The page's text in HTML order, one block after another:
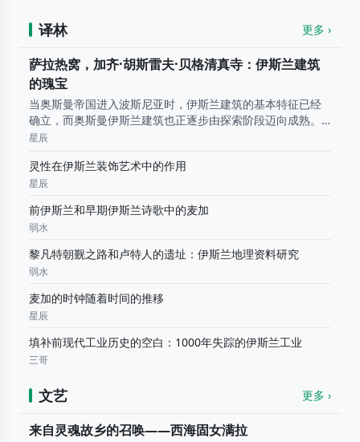
译林 更多 ›
萨拉热窝，加齐·胡斯雷夫·贝格清真寺：伊斯兰建筑
的瑰宝
当奥斯曼帝国进入波斯尼亚时，伊斯兰建筑的基本特征已经
确立，而奥斯曼伊斯兰建筑也正逐步由探索阶段迈向成熟。
学界普遍认为，这一由形成期迈向古典时期的重要转折，与
以
星辰
灵性在伊斯兰装饰艺术中的作用
星辰
前伊斯兰和早期伊斯兰诗歌中的麦加
弱水
黎凡特朝觐之路和卢特人的遗址：伊斯兰地理资料研究
弱水
麦加的时钟随着时间的推移
星辰
填补前现代工业历史的空白：1000年失踪的伊斯兰工业
三哥
文艺 更多 ›
来自灵魂故乡的召唤——西海固女满拉